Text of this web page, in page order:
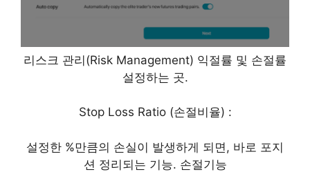
리스크 관리(Risk Management) 익절률 및 손절률
설정하는 곳.
Stop Loss Ratio (손절비율) :
설정한 %만큼의 손실이 발생하게 되면, 바로 포지
션 정리되는 기능. 손절기능